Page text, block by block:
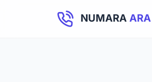
NUMARA ARA